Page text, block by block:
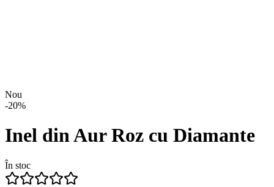
Nou
-20%
Inel din Aur Roz cu Diamante
În stoc